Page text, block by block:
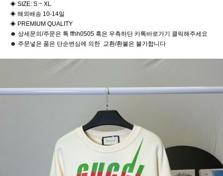
◈ SIZE: S ~ XL
◈ 해외배송 10-14일
◈ PREMIUM QUALITY
☻ 상세문의/주문은 톡 ffhh0505 혹은 우측하단 카톡바로가기 클릭해주세요
☻ 주문넣은 품은 단순변심에 의한 교환/환불은 불가합니다